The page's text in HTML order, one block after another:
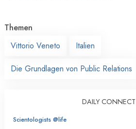
Themen
Vittorio Veneto
Italien
Die Grundlagen von Public Relations
DAILY CONNECT
Scientologists @life